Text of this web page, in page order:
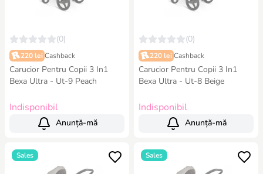
(0)
220 lei Cashback
Carucior Pentru Copii 3 In1
Bexa Ultra - Ut-9 Peach
Indisponibil
Anunță-mă
(0)
220 lei Cashback
Carucior Pentru Copii 3 In1
Bexa Ultra - Ut-8 Beige
Indisponibil
Anunță-mă
Sales Sales